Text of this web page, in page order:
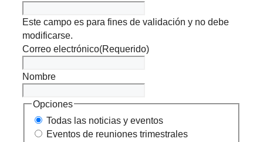
Este campo es para fines de validación y no debe
modificarse.
Correo electrónico(Requerido)
Nombre
Opciones
Todas las noticias y eventos
Eventos de reuniones trimestrales